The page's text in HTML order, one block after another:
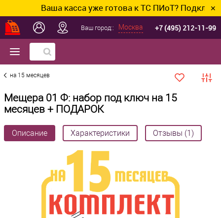
Ваша касса уже готова к ТС ПИоТ? Подключим и✕
Ваш город:: Москва +7 (495) 212-11-99
на 15 месяцев
Мещера 01 Ф: набор под ключ на 15
месяцев + ПОДАРОК
Описание Характеристики Отзывы (1)